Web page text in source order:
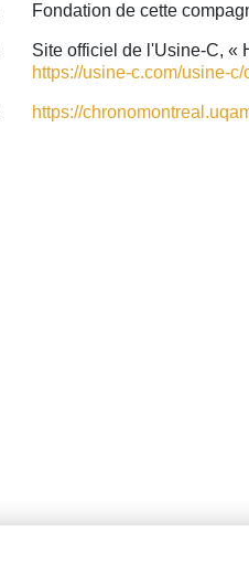
Fondation de cette
Site officiel de l'Usine-C, «
https://usine-c.com/usine-
https://